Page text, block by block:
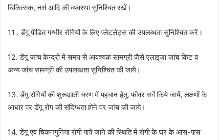
चिकित्सक, नर्स आदि की व्यवस्था सुनिश्चित रखें।
11 . डेंगू पीडित गम्भीर रोगियों के लिए प्लेटलेट्स की उपलब्धता सुनिश्चित करें।
12. डेंगू जांच केन्द्रो में समय से आवश्यक सामग्री जैसे एलाइजा जांच किट व
अन्य जांच सामग्री की उपलब्धता सुनिश्चित की जाये।
13. डेंगू रोगियों की शुरूआती चरण में पहचान हेतु, फीवर सर्वे किये जायें, लक्षणों के
आधार पर डेंगू रोग की संदिग्धता होने पर जांच की जाये।
14. डेंगू एवं चिकनगुनिया रोगी पाये जाने की स्थिति में रोगी के घर के आस-पास